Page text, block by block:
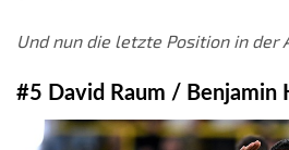
Und nun die letzte Position in der
#5 David Raum / Benjamin